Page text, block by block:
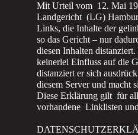
Mit Urteil vom 12. Mai
Landgericht (LG)
Links, die Inhalte der
so das Gericht – nur
diesen Inhalten
keinerlei Einfluss auf die
distanziert er sich
diesem Server und macht
Diese Erklärung gilt für
vorhandene Linklisten